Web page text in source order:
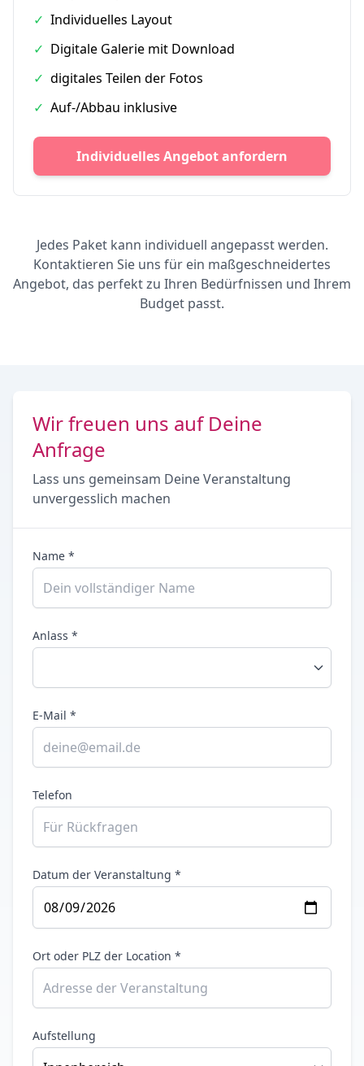
✓ Individuelles Layout
✓ Digitale Galerie mit Download
✓ digitales Teilen der Fotos
✓ Auf-/Abbau inklusive
Individuelles Angebot anfordern
Jedes Paket kann individuell angepasst werden.
Kontaktieren Sie uns für ein maßgeschneidertes
Angebot, das perfekt zu Ihren Bedürfnissen und Ihrem
Budget passt.
Wir freuen uns auf Deine
Anfrage
Lass uns gemeinsam Deine Veranstaltung
unvergesslich machen
Name *
Anlass *
E-Mail *
Telefon
Datum der Veranstaltung *
Ort oder PLZ der Location *
Aufstellung